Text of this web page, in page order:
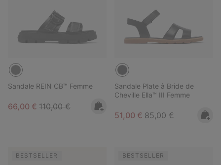
Sandale REIN CB™ Femme
Sale price:
66,00 € Regular price:
110,00 €
Sandale Plate à Bride de
Cheville Ella™ III Femme
Sale price:
51,00 € Regular price:
85,00 €
BESTSELLER BESTSELLER